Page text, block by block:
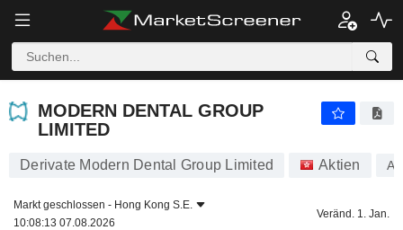
MODERN DENTAL GROUP
LIMITED
Derivate Modern Dental Group Limited Aktien
Markt geschlossen - Hong Kong S.E.
10:08:13 07.08.2026
Veränd. 1. Jan.